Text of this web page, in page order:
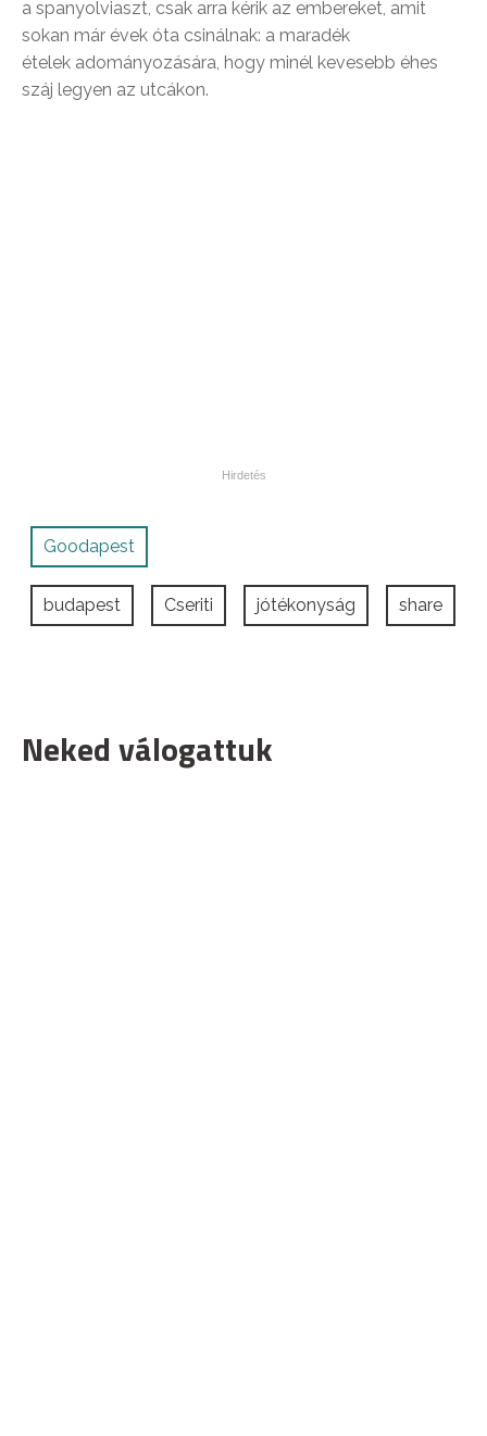
a spanyolviaszt, csak arra kérik az embereket, amit
sokan már évek óta csinálnak: a maradék
ételek adományozására, hogy minél kevesebb éhes
száj legyen az utcákon.
Goodapest
budapest Cseriti jótékonyság share
Neked válogattuk